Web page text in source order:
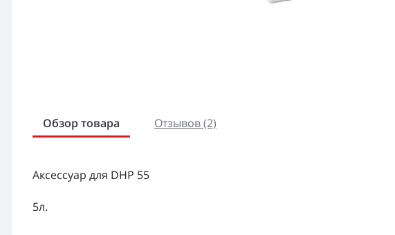
Обзор товара Отзывов (2)
Аксессуар для DHP 55
5л.